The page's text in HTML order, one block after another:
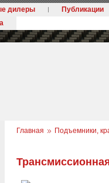
дилеры
Публикации
Главная Подъемники,